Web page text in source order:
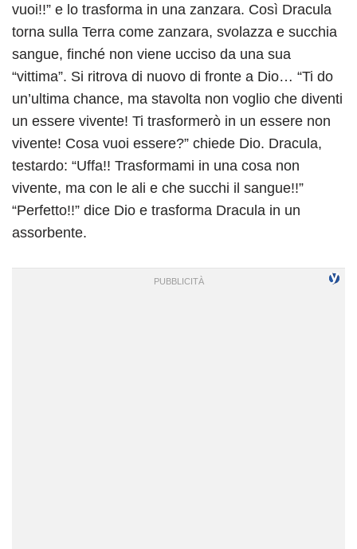
vuoi!!” e lo trasforma in una zanzara. Così Dracula
torna sulla Terra come zanzara, svolazza e succhia
sangue, finché non viene ucciso da una sua
“vittima”. Si ritrova di nuovo di fronte a Dio… “Ti do
un’ultima chance, ma stavolta non voglio che diventi
un essere vivente! Ti trasformerò in un essere non
vivente! Cosa vuoi essere?” chiede Dio. Dracula,
testardo: “Uffa!! Trasformami in una cosa non
vivente, ma con le ali e che succhi il sangue!!”
“Perfetto!!” dice Dio e trasforma Dracula in un
assorbente.